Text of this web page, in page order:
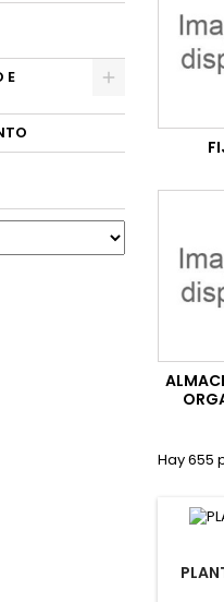
E
Hay 655